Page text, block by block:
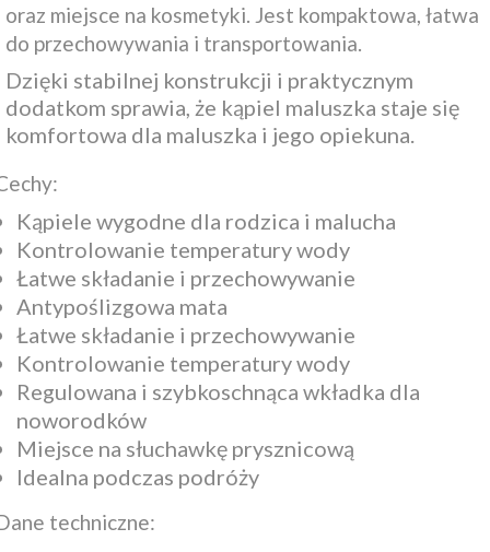
oraz miejsce na kosmetyki. Jest kompaktowa, łatwa
do przechowywania i transportowania.
Dzięki stabilnej konstrukcji i praktycznym
dodatkom sprawia, że kąpiel maluszka staje się
komfortowa dla maluszka i jego opiekuna.
Kąpiele wygodne dla rodzica i malucha
Kontrolowanie temperatury wody
Łatwe składanie i przechowywanie
Antypoślizgowa mata
Łatwe składanie i przechowywanie
Kontrolowanie temperatury wody
Regulowana i szybkoschnąca wkładka dla
noworodków
Miejsce na słuchawkę prysznicową
Idealna podczas podróży
techniczne: